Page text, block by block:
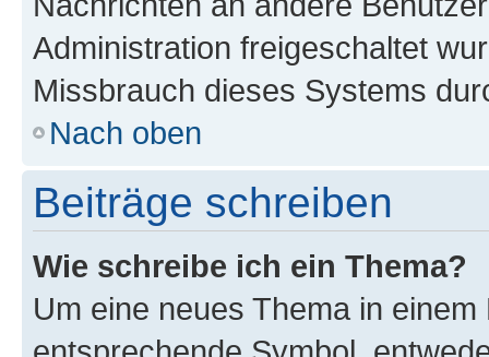
Administration freigeschaltet
Missbrauch dieses Systems
Nach oben
Beiträge schreiben
Wie schreibe ich ein Thema?
Um eine neues Thema in